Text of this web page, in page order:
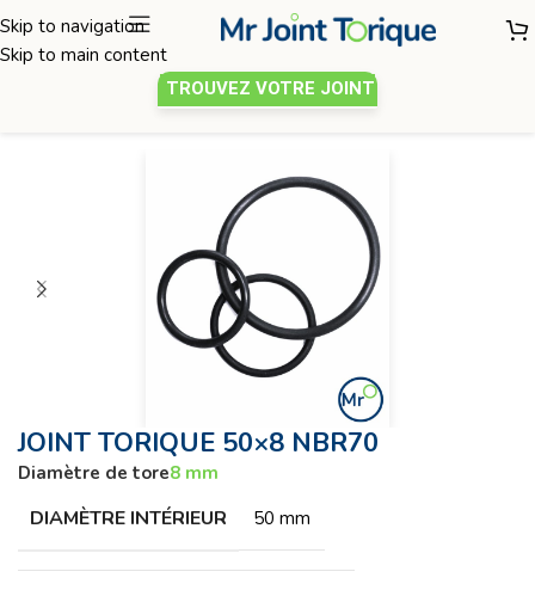
Skip to navigation
Skip to main content
TROUVEZ VOTRE JOINT
JOINT TORIQUE 50×8 NBR70
Diamètre de tore8 mm
DIAMÈTRE INTÉRIEUR 50 mm